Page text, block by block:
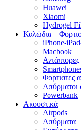
Huawei
Xiaomi
Hydrogel
Καλώδια –
iPhone-
Macbook
Αντάπτορες
Φορτιστες
Ασύρματοι
Powerbank
Ακουστικά
Airpods
Ασύρματα